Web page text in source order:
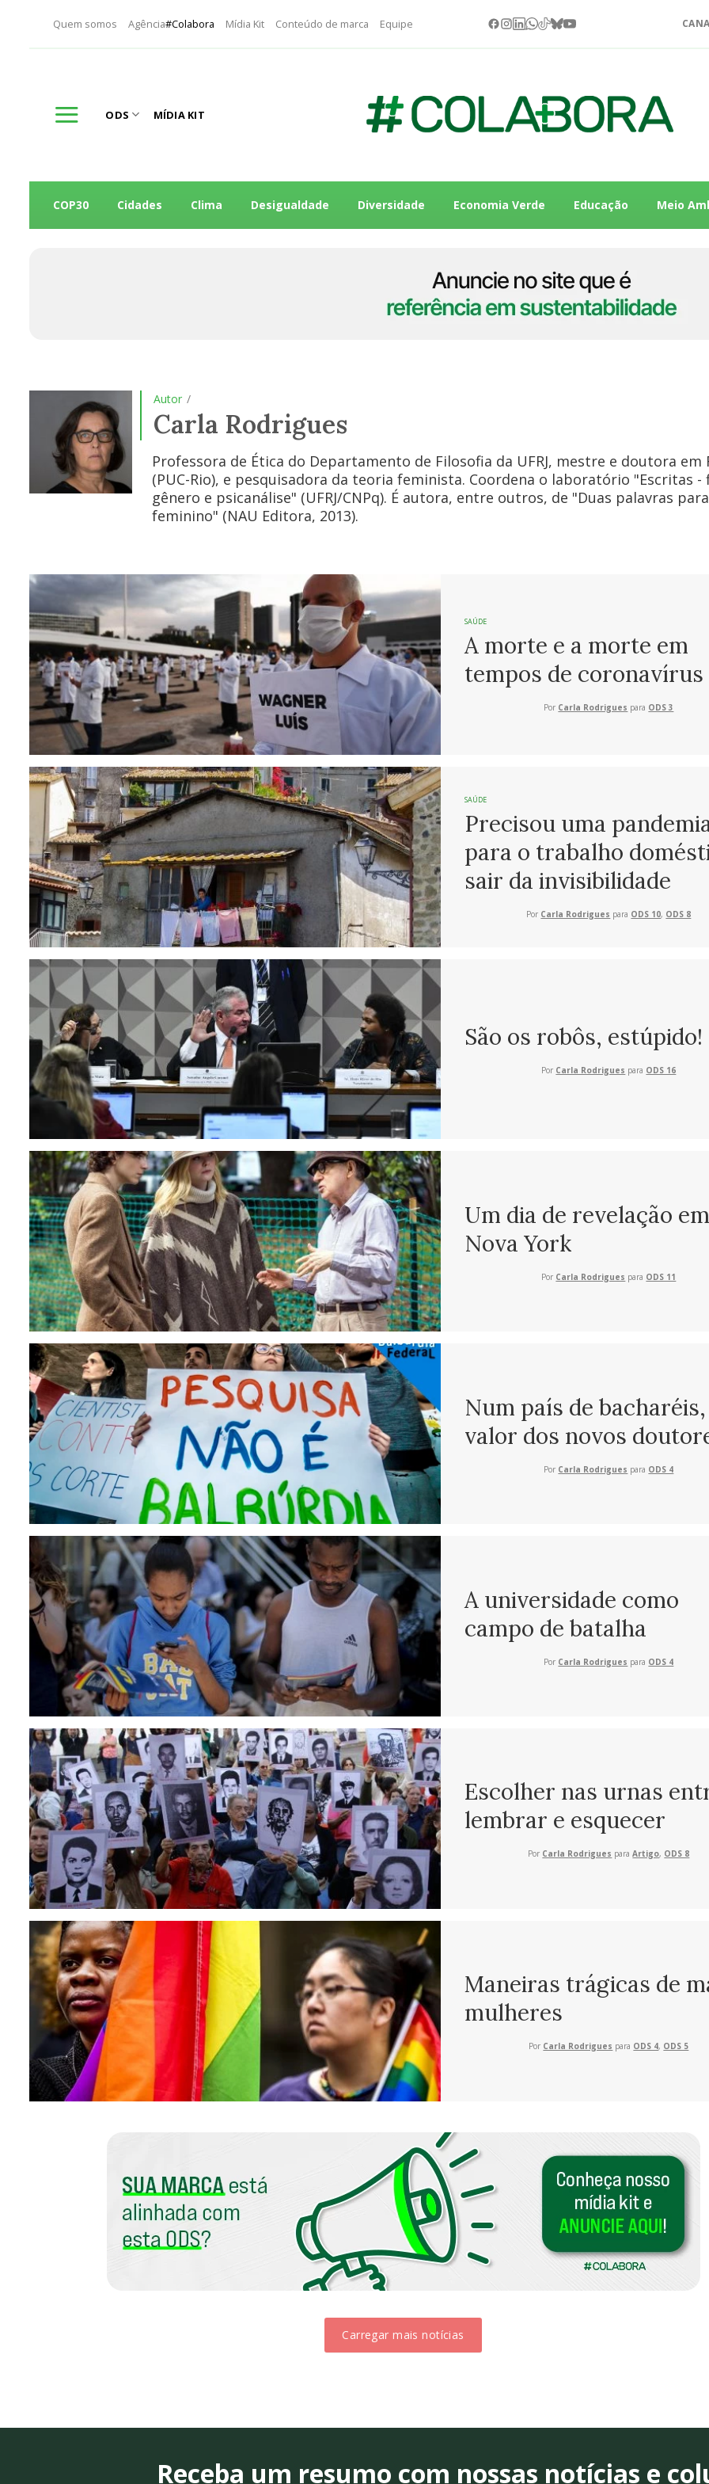
Quem somos Agência#Colabora Mídia Kit Conteúdo de marca Equipe
ODS MÍDIA KIT
COP30 Cidades Clima Desigualdade Diversidade Economia Verde Educação Meio
Autor /
Carla Rodrigues
Professora de Ética do Departamento de Filosofia da UFRJ, mestre e doutora em
(PUC-Rio), e pesquisadora da teoria feminista. Coordena o laboratório "Escritas -
gênero e psicanálise" (UFRJ/CNPq). É autora, entre outros, de "Duas palavras
feminino" (NAU Editora, 2013).
SAÚDE
A morte e a morte em
tempos de coronavírus
Por Carla Rodrigues para ODS 3
SAÚDE
Precisou uma
para o trabalho
sair da invisibilidade
Por Carla Rodrigues para ODS 10, ODS 8
São os robôs, estúpido!
Por Carla Rodrigues para ODS 16
Um dia de revelação em
Nova York
Por Carla Rodrigues para ODS 11
Num país de
valor dos novos
Por Carla Rodrigues para ODS 4
A universidade como
campo de batalha
Por Carla Rodrigues para ODS 4
Escolher nas urnas
lembrar e esquecer
Por Carla Rodrigues paraArtigo, ODS 8
Maneiras trágicas de
mulheres
Por Carla Rodrigues para ODS 4, ODS 5
Carregar mais notícias
Receba um resumo com nossas notícias e